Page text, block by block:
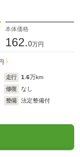
本体価格
162.0万円
走行 1.6万km
修復
なし
整備
法定整備付